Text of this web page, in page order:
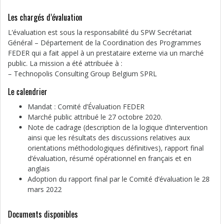
Les chargés d’évaluation
L’évaluation est sous la responsabilité du SPW Secrétariat
Général – Département de la Coordination des Programmes
FEDER qui a fait appel à un prestataire externe via un marché
public. La mission a été attribuée à :
– Technopolis Consulting Group Belgium SPRL
Le calendrier
Mandat : Comité d’Évaluation FEDER
Marché public attribué le 27 octobre 2020.
Note de cadrage (description de la logique d’intervention
ainsi que les résultats des discussions relatives aux
orientations méthodologiques définitives), rapport final
d’évaluation, résumé opérationnel en français et en
anglais
Adoption du rapport final par le Comité d’évaluation le 28
mars 2022
Documents disponibles